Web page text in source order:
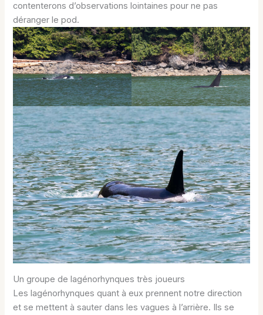
contenterons d’observations lointaines pour ne pas
déranger le pod.
Un groupe de lagénorhynques très joueurs
Les lagénorhynques quant à eux prennent notre direction
et se mettent à sauter dans les vagues à l’arrière. Ils se